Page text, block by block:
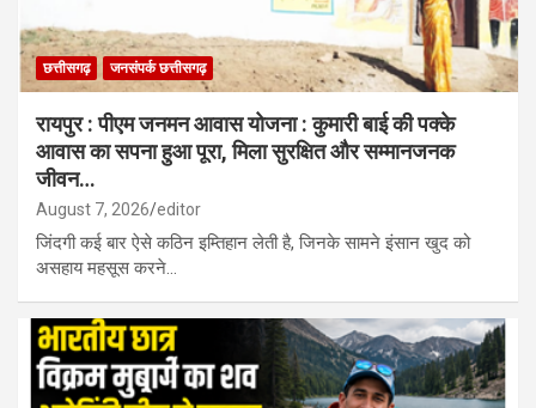
छत्तीसगढ़ जनसंपर्क छत्तीसगढ़
रायपुर : पीएम जनमन आवास योजना : कुमारी बाई की पक्के
आवास का सपना हुआ पूरा, मिला सुरक्षित और सम्मानजनक
जीवन…
August 7, 2026 editor
जिंदगी कई बार ऐसे कठिन इम्तिहान लेती है, जिनके सामने इंसान खुद को
असहाय महसूस करने…